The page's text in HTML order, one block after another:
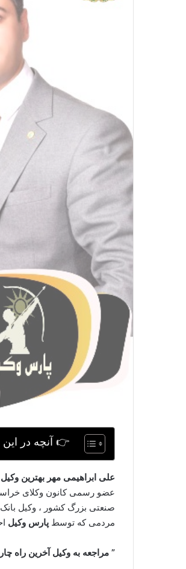
👉 آنچه در این
علی ابراهیمی مهر بهترین
عضو رسمی کانون وکلای
صنعتی بزرگ کشور ، وکیل
مردمی که توسط پارس وکیل
” مراجعه به وکیل آخرین راه